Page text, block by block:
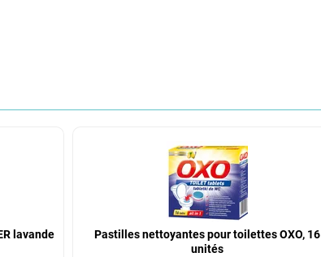
lavande
Pastilles nettoyantes pour toilettes OXO, 16
unités